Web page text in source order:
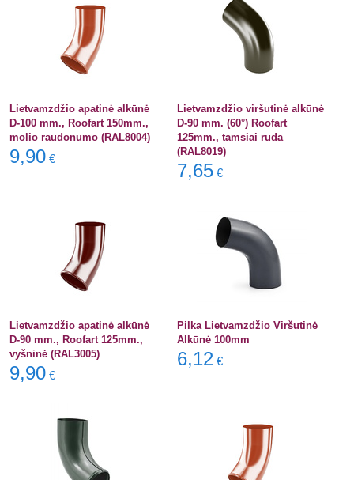
Lietvamzdžio apatinė alkūnė
D-100 mm., Roofart 150mm.,
molio raudonumo (RAL8004)
9,90 €
Lietvamzdžio viršutinė alkūnė
D-90 mm. (60°) Roofart
125mm., tamsiai ruda
(RAL8019)
7,65 €
Lietvamzdžio apatinė alkūnė
D-90 mm., Roofart 125mm.,
vyšninė (RAL3005)
9,90 €
Pilka Lietvamzdžio Viršutinė
Alkūnė 100mm
6,12 €